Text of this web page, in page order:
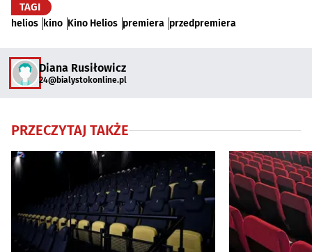
TAGI
helios kino Kino Helios premiera przedpremiera
Diana Rusiłowicz
24@bialystokonline.pl
PRZECZYTAJ TAKŻE